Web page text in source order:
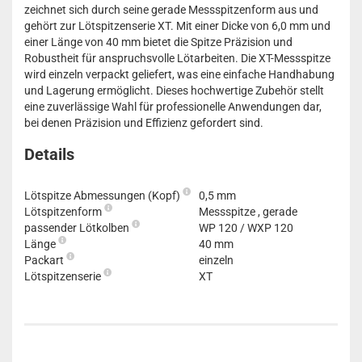
zeichnet sich durch seine gerade Messspitzenform aus und
gehört zur Lötspitzenserie XT. Mit einer Dicke von 6,0 mm und
einer Länge von 40 mm bietet die Spitze Präzision und
Robustheit für anspruchsvolle Lötarbeiten. Die XT-Messspitze
wird einzeln verpackt geliefert, was eine einfache Handhabung
und Lagerung ermöglicht. Dieses hochwertige Zubehör stellt
eine zuverlässige Wahl für professionelle Anwendungen dar,
bei denen Präzision und Effizienz gefordert sind.
Details
Lötspitze Abmessungen (Kopf)
0,5 mm
Lötspitzenform
Messspitze , gerade
passender Lötkolben
WP 120 / WXP 120
Länge
40 mm
Packart
einzeln
Lötspitzenserie
XT